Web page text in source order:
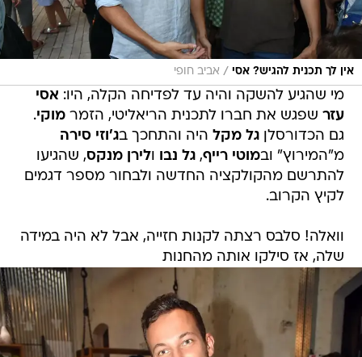
אין לך תכנית להגיש? אסי / אביב חופי
מי שהגיע להשקה והיה עד לפדיחה הקלה, היו: אסי
עזר שפגש את חברו לתכנית הריאליטי, הזמרמוקי.
גם הכדורסלןגל מקל היה והתחכך בג'וזי סירה
מ"המירוץ" ובמוטי רייף,גל נבו ולירן מנקס, שהגיעו
להתרשם מהקולקציה החדשה ולבחור מספר דגמים
לקיץ הקרוב.
וואלה! סלבס רצתה לקנות חזייה, אבל לא היה במידה
שלה, אז סילקו אותה מהחנות